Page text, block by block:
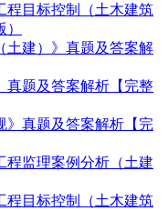
程目标控制（土木建筑
土建）》真题及答案解
真题及答案解析【完整
》真题及答案解析【完
程监理案例分析（土建
程目标控制（土木建筑